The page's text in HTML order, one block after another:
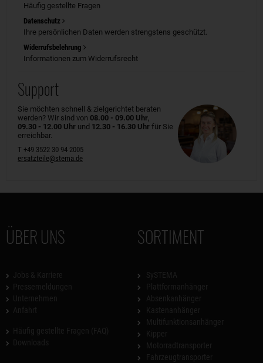
Häufig gestellte Fragen
Datenschutz
Ihre persönlichen Daten werden strengstens geschützt.
Widerrufsbelehrung
Informationen zum Widerrufsrecht
Support
Sie möchten schnell & zielgerichtet beraten
werden? Wir sind von 08.00 - 09.00 Uhr,
09.30 - 12.00 Uhr und 12.30 - 16.30 Uhr für Sie
erreichbar.
T +49 3522 30 94 2005
ersatzteile@stema.de
ÜBER UNS SORTIMENT